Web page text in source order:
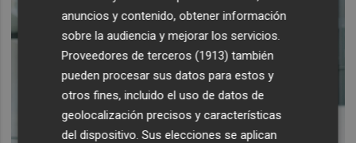
anuncios y contenido, obtener información
sobre la audiencia y mejorar los servicios.
Proveedores de terceros (1913) también
pueden procesar sus datos para estos y
otros fines, incluido el uso de datos de
geolocalización precisos y características
del dispositivo. Sus elecciones se aplican